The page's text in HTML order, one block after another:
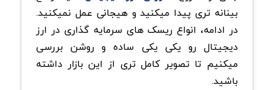
بینانه تری پیدا میکنید و هیجانی عمل نمیکنید.
در ادامه، انواع ریسک های سرمایه گذاری در ارز
دیجیتال رو یکی یکی ساده و روشن بررسی
میکنیم تا تصویر کامل تری از این بازار داشته
باشید.